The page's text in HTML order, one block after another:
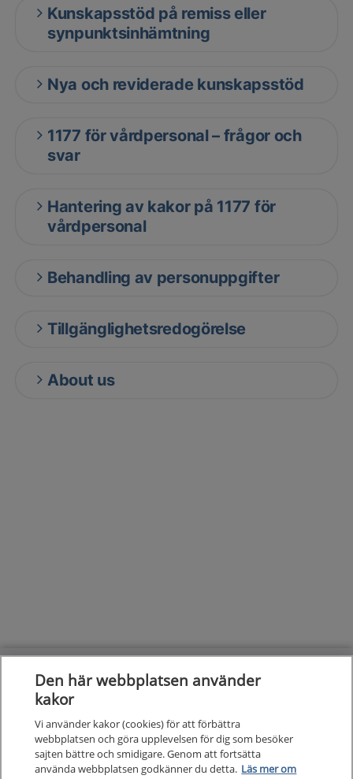
Kunskapsstöd på remiss eller
synpunktsinhämtning
Nya och reviderade kunskapsstöd
1177 för vårdpersonal – frågor och
svar
Hantering av kakor på 1177 för
vårdpersonal
Behandling av personuppgifter
Tillgänglighetsredogörelse
About us
Kunskapsstöd
Om 1177 för vårdpersonal
Den här webbplatsen använder
kakor
Vi använder kakor (cookies) för att förbättra
webbplatsen och göra upplevelsen för dig som besöker
sajten bättre och smidigare. Genom att fortsätta
använda webbplatsen godkänner du detta. Läs mer om